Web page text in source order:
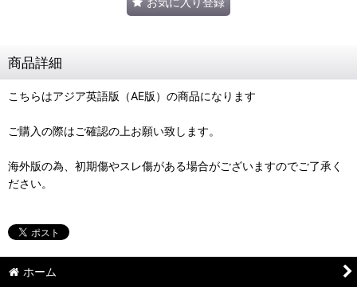
商品詳細
こちらはアジア英語版（AE版）の商品になります
ご購入の際はご確認の上お願い致します。
海外版の為、初期傷やスレ傷がある場合がございますのでご了承く
ださい。
ホーム